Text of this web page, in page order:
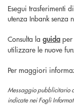
Esegui trasferimenti
utenza Inbank senza
Consulta la guida
utilizzare le nuove
Per maggiori
Messaggio pubblicitario
indicate nei Fogli